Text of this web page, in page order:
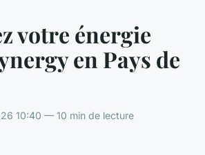
votre énergie
en Pays de
10:40 — 10 min de lecture